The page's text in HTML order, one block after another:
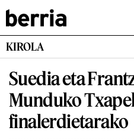
KIROLA
Suedia eta
Munduko
finalerdietarako